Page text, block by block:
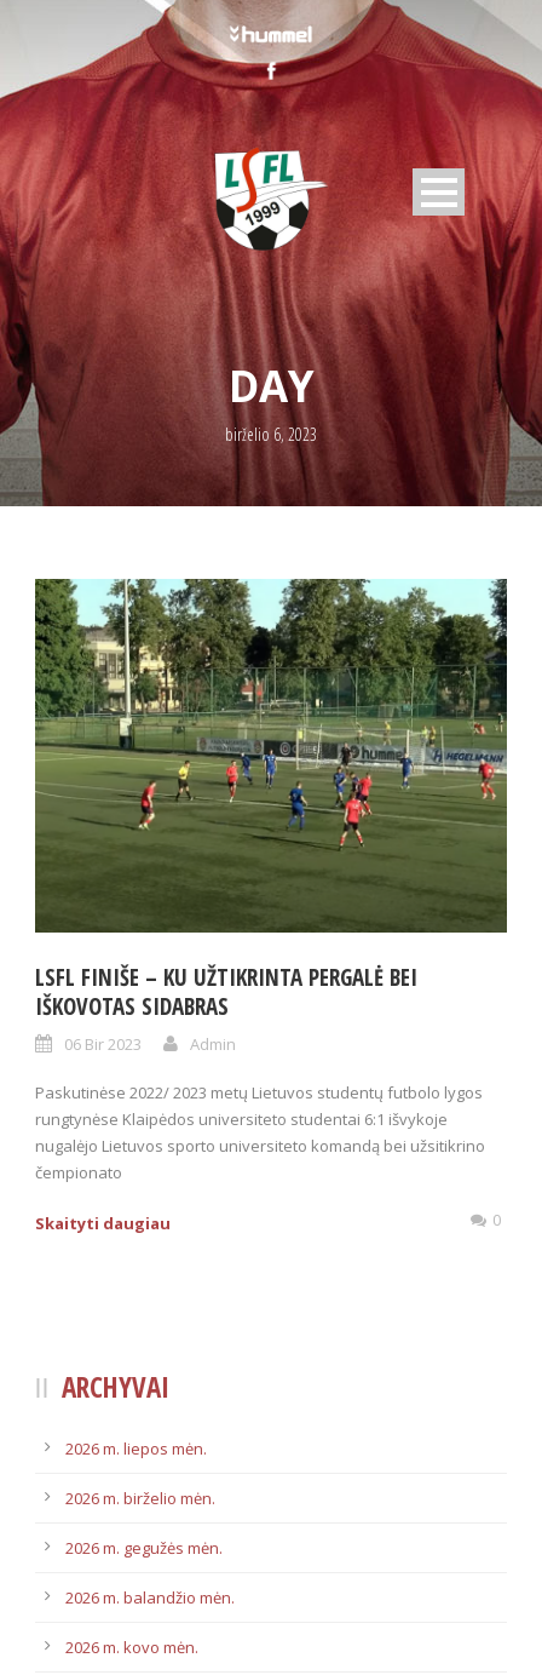
DAY
birželio 6, 2023
LSFL FINIŠE – KU UŽTIKRINTA PERGALĖ BEI
IŠKOVOTAS SIDABRAS
06 Bir 2023 Admin
Paskutinėse 2022/ 2023 metų Lietuvos studentų futbolo lygos
rungtynėse Klaipėdos universiteto studentai 6:1 išvykoje
nugalėjo Lietuvos sporto universiteto komandą bei užsitikrino
čempionato
Skaityti daugiau 0
ARCHYVAI
2026 m. liepos mėn.
2026 m. birželio mėn.
2026 m. gegužės mėn.
2026 m. balandžio mėn.
2026 m. kovo mėn.